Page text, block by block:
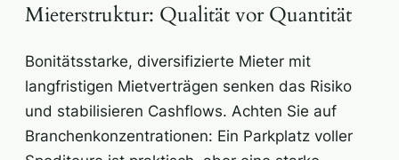
Mieterstruktur: Qualität vor Quantität
Bonitätsstarke, diversifizierte Mieter mit
langfristigen Mietverträgen senken das Risiko
und stabilisieren Cashflows. Achten Sie auf
Branchenkonzentrationen: Ein Parkplatz voller